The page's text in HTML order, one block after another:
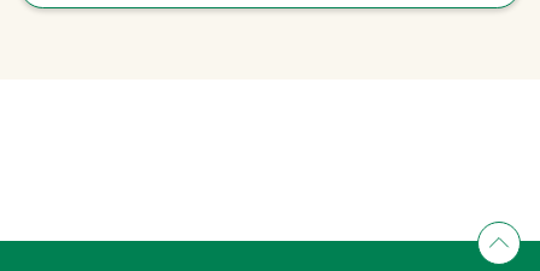
入会のご相談・申込